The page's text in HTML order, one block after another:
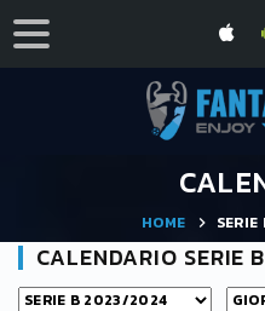
HOME SERIE
CALENDARIO SERIE B